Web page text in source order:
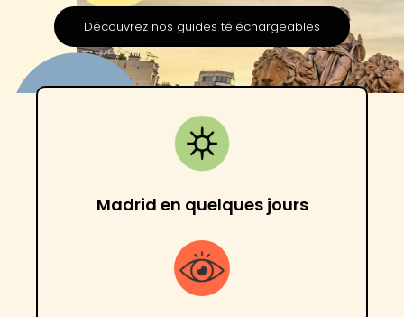
Découvrez nos guides téléchargeables
Madrid en quelques jours